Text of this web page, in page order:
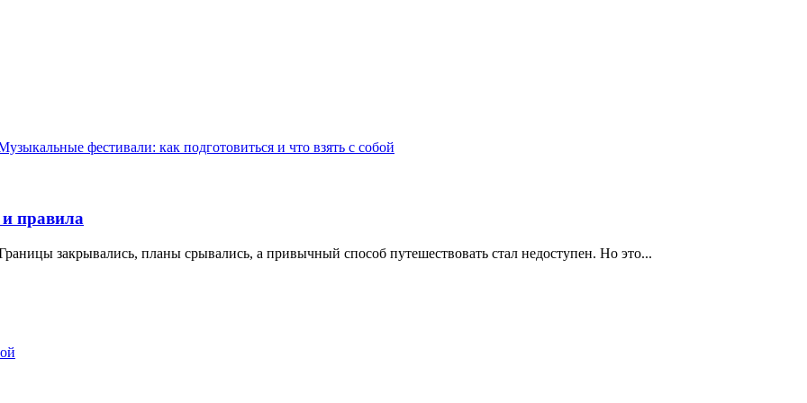
фестивали: как подготовиться и что взять с собой
правила
закрывались, планы срывались, а привычный способ путешествовать стал недоступен. Но это...